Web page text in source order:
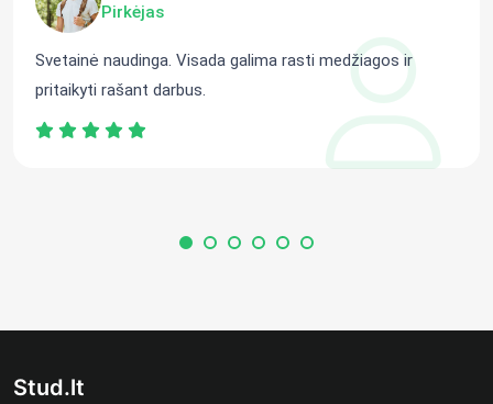
Pirkėjas
Svetainė naudinga. Visada galima rasti medžiagos ir
pritaikyti rašant darbus.
Stud.lt